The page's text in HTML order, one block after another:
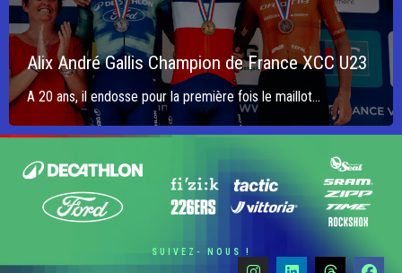
Alix André Gallis Champion de France XCC U23
A 20 ans, il endosse pour la première fois le maillot...
SUIVEZ- NOUS !